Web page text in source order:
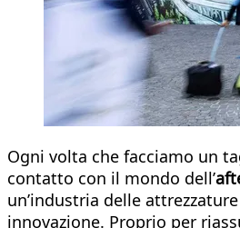
​Ogni volta che facciamo un
contatto con il mondo dell’
un’industria delle
innovazione. Proprio per